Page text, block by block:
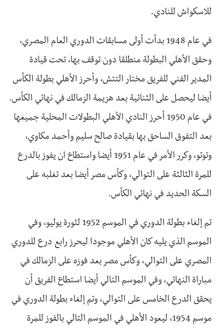
للاسكواش للنادي.
في عام 1948 بدأت أولى مسابقات الدوري العام المصري،
وحقق الأهلي البطولة منطلقا دون توقف بها، تحت قيادة
المدير الفني للفريق مختار التتش، وأحرز الأهلي بطولة الكأس
أيضا ليحصل على الثنائية بعد هزيمة الزمالك في نهائي الكأس.
في عام 1950 أحرز النادي الأهلي البطولات المحلية جميعها
بعد التفوق الساحق بها بقيادة صالح سليم وأحمد مكاوي،
وتوتو، وكرر الأمر في عام 1951 أيضا واستطاع ان يفوز بالدرع
للمرة الثالثة على التوالي، وكأس مصر أيضا بعد تغلبه على
السكة الحديد في نهائي الكأس.
تم إلغاء بطولة الدوري في الموسم 1952 لثورة يوليو، وفي
الموسم الذي يليه كان الأهلي موجودا ليحرز رابع درع للدوري
المصري على التوالي، وكأس مصر بعد فوزه على الزمالك في
مباراة النهائي، وفي الموسم التالي أيضا استطاع الفريق أن
يحقق الدرع الخامس على التوالي، وتم إلغاء بطولة الدوري في
موسم 1954، ليعود الأهلي في الموسم التالي بالفوز للمرة